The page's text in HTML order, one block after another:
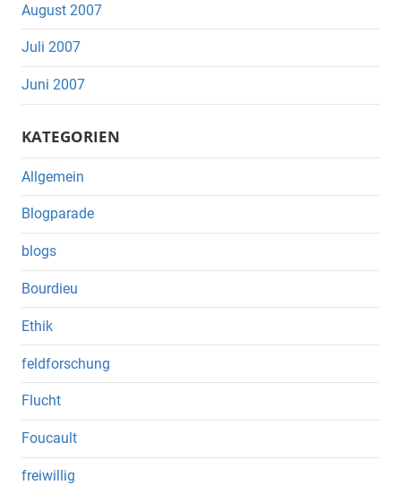
August 2007
Juli 2007
Juni 2007
KATEGORIEN
Allgemein
Blogparade
blogs
Bourdieu
Ethik
feldforschung
Flucht
Foucault
freiwillig